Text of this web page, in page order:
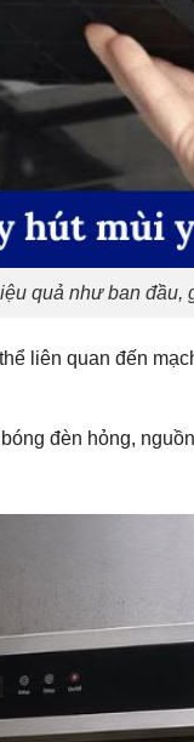
quả như ban đầu,
liên quan đến
đèn hỏng,